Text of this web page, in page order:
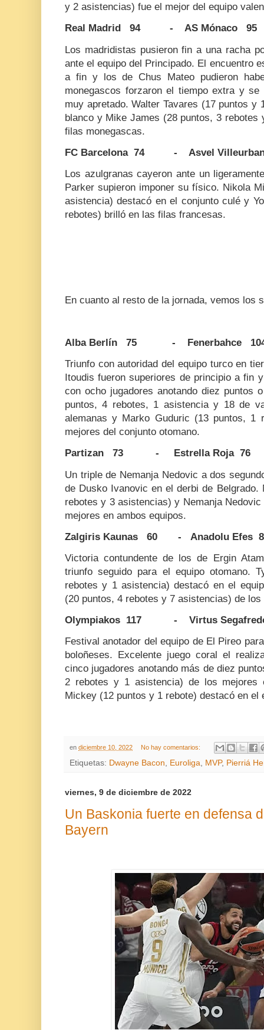
y 2 asistencias) fue el mejor del equipo
Real Madrid 94 - AS Mónaco 95
Los madridistas pusieron fin a una racha
ante el equipo del Principado. El encuentro
a fin y los de Chus Mateo pudieron
monegascos forzaron el tiempo extra y
muy apretado. Walter Tavares (17 puntos y
blanco y Mike James (28 puntos, 3
filas monegascas.
FC Barcelona 74 - Asvel
Los azulgranas cayeron ante un
Parker supieron imponer su físico. Nikola
asistencia) destacó en el conjunto culé y
rebotes) brilló en las filas francesas.
En cuanto al resto de la jornada, vemos los
Alba Berlín 75 - Fenerbahce
Triunfo con autoridad del equipo turco en
Itoudis fueron superiores de principio a fin
con ocho jugadores anotando diez puntos
puntos, 4 rebotes, 1 asistencia y 18 de
alemanas y Marko Guduric (13 puntos, 1
mejores del conjunto otomano.
Partizan 73 - Estrella Roja 76
Un triple de Nemanja Nedovic a dos
de Dusko Ivanovic en el derbi de Belgrado.
rebotes y 3 asistencias) y Nemanja
mejores en ambos equipos.
Zalgiris Kaunas 60 - Anadolu Efes
Victoria contundente de los de Ergin
triunfo seguido para el equipo otomano.
rebotes y 1 asistencia) destacó en el
(20 puntos, 4 rebotes y 7 asistencias) de
Olympiakos 117 - Virtus Segafredo
Festival anotador del equipo de El Pireo
boloñeses. Excelente juego coral el
cinco jugadores anotando más de diez
2 rebotes y 1 asistencia) de los mejores
Mickey (12 puntos y 1 rebote) destacó en el
en diciembre 10, 2022 No hay comentarios:
Etiquetas: Dwayne Bacon Euroliga MVP, Pierriá
viernes, 9 de diciembre de 2022
Un Baskonia fuerte en defensa
Bayern